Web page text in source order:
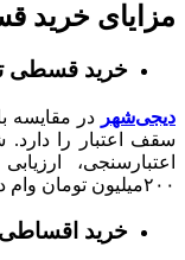
مزایای خرید
خرید قسطی تا ۲۰۰میلیون
دیجی‌شهر در مقایسه
سقف اعتبار را دارد.
اعتبارسنجی،
۲۰۰میلیون تومان وام دریافت کنید.
خرید